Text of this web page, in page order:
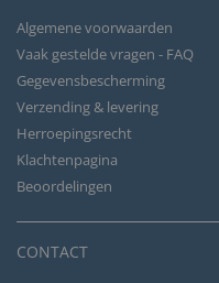
Algemene voorwaarden
Vaak gestelde vragen - FAQ
Gegevensbescherming
Verzending & levering
Herroepingsrecht
Klachtenpagina
Beoordelingen
CONTACT